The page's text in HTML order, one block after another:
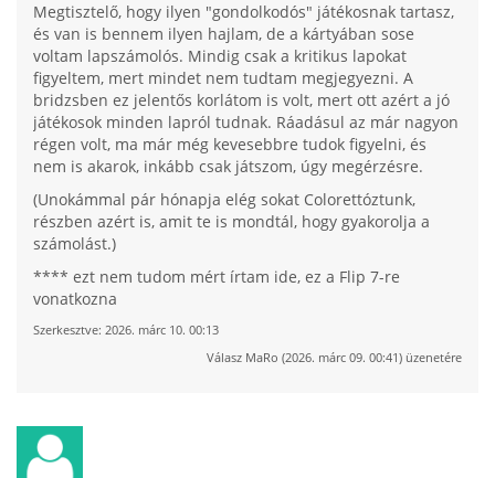
Megtisztelő, hogy ilyen "gondolkodós" játékosnak tartasz,
és van is bennem ilyen hajlam, de a kártyában sose
voltam lapszámolós. Mindig csak a kritikus lapokat
figyeltem, mert mindet nem tudtam megjegyezni. A
bridzsben ez jelentős korlátom is volt, mert ott azért a jó
játékosok minden lapról tudnak. Ráadásul az már nagyon
régen volt, ma már még kevesebbre tudok figyelni, és
nem is akarok, inkább csak játszom, úgy megérzésre.
(Unokámmal pár hónapja elég sokat Colorettóztunk,
részben azért is, amit te is mondtál, hogy gyakorolja a
számolást.)
**** ezt nem tudom mért írtam ide, ez a Flip 7-re
vonatkozna
Szerkesztve: 2026. márc 10. 00:13
Válasz MaRo (2026. márc 09. 00:41) üzenetére